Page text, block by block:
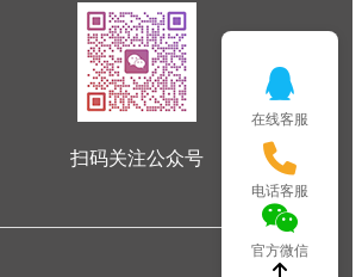
扫码关注公众号
在线客服
电话客服
官方微信